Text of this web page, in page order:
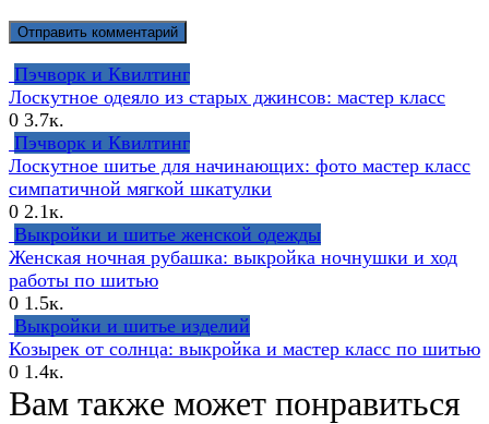
Пэчворк и Квилтинг
Лоскутное одеяло из старых джинсов: мастер класс
0 3.7к.
Пэчворк и Квилтинг
Лоскутное шитье для начинающих: фото мастер класс
симпатичной мягкой шкатулки
0 2.1к.
Выкройки и шитье женской одежды
Женская ночная рубашка: выкройка ночнушки и ход
работы по шитью
0 1.5к.
Выкройки и шитье изделий
Козырек от солнца: выкройка и мастер класс по шитью
0 1.4к.
Вам также может понравиться